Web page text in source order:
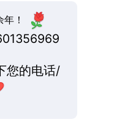
！
您的电话/